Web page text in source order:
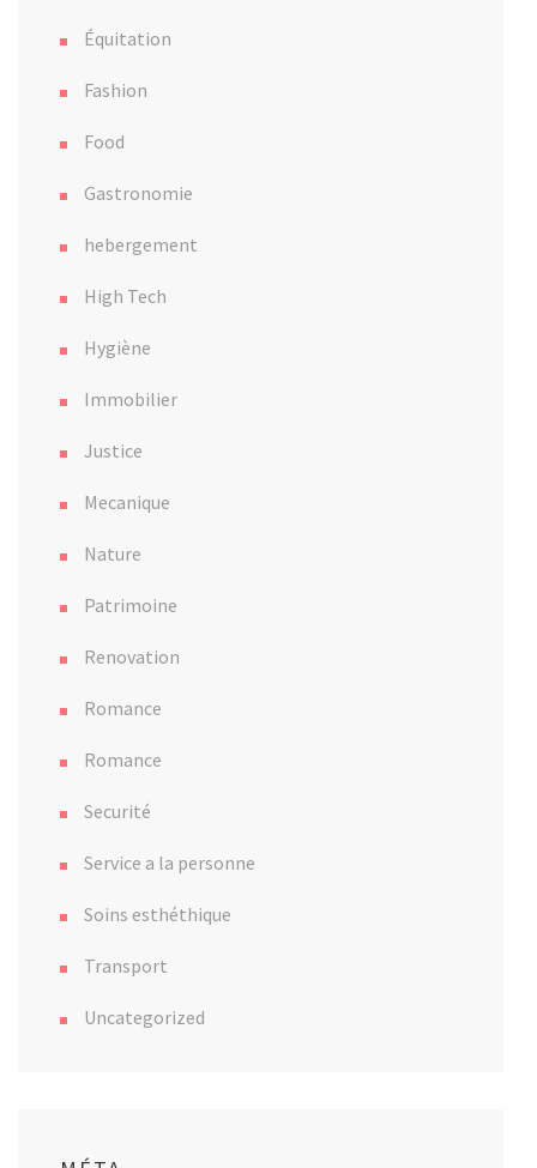
Équitation
Fashion
Food
Gastronomie
hebergement
High Tech
Hygiène
Immobilier
Justice
Mecanique
Nature
Patrimoine
Renovation
Romance
Romance
Securité
Service a la personne
Soins esthéthique
Transport
Uncategorized